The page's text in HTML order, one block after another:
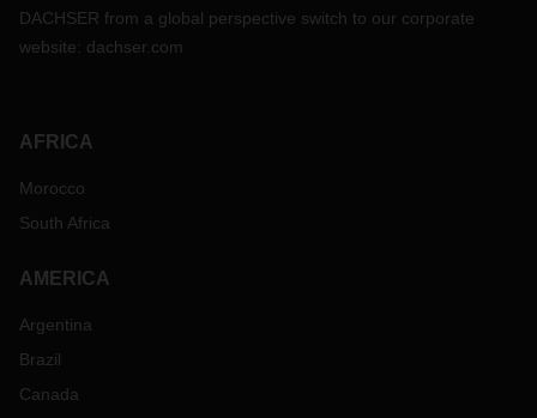
DACHSER from a global perspective switch to our corporate
website: dachser.com
AFRICA
Morocco
South Africa
AMERICA
Argentina
Brazil
Canada